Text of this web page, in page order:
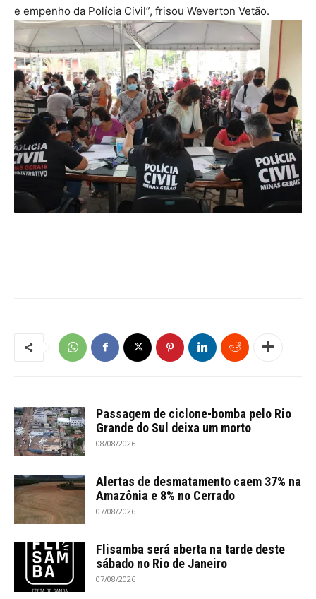
e empenho da Polícia Civil”, frisou Weverton Vetão.
Passagem de ciclone-bomba pelo Rio
Grande do Sul deixa um morto
08/08/2026
Alertas de desmatamento caem 37% na
Amazônia e 8% no Cerrado
07/08/2026
Flisamba será aberta na tarde deste
sábado no Rio de Janeiro
07/08/2026